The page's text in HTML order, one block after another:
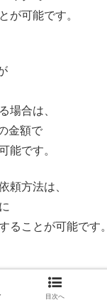
が可能です。
場合は、
金額で
能です。
頼方法は、
ることが可能です。
目次へ